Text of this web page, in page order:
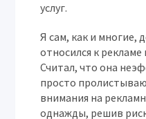
услуг.
Я сам, как и многие,
относился к рекламе
Считал, что она
просто
внимания на
однажды, решив